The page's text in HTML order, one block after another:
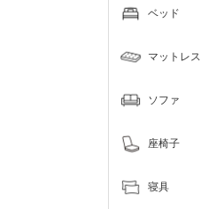
ベッド
マットレス
ソファ
寝具
座椅子